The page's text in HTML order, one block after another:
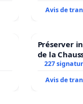
Avis de
Préserver
de la
227
Avis de